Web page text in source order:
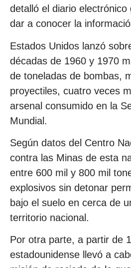
detalló el diario electrónico
dar a conocer la
Estados Unidos lanzó
décadas de 1960 y 1970
de toneladas de bombas,
proyectiles, cuatro veces
arsenal consumido en la
Mundial.
Según datos del Centro
contra las Minas de esta
entre 600 mil y 800 mil
explosivos sin detonar
bajo el suelo en cerca de
territorio nacional.
Por otra parte, a partir de
estadounidense llevó a